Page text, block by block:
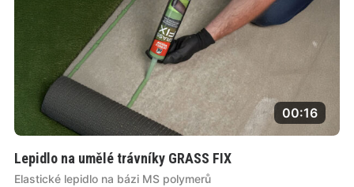
00:16
Lepidlo na umělé trávníky GRASS FIX
Elastické lepidlo na bázi MS polymerů